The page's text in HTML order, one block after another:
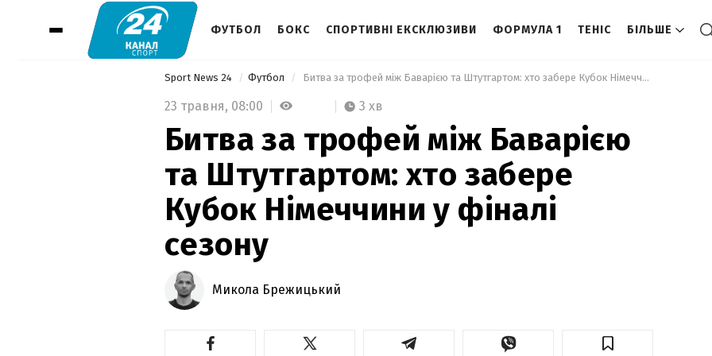
ФУТБОЛ БОКС СПОРТИВНІ ЕКСКЛЮЗИВИ ФОРМУЛА 1 ТЕНІС БІЛЬШЕ
Sport News 24 Футбол Битва за трофей між Баварією та Штутгартом: хто забере Кубок Німеччини у фіналі сезону
23 травня, 08:00 3 хв
Битва за трофей між Баварією
та Штутгартом: хто забере
Кубок Німеччини у фіналі
сезону
Микола Брежицький